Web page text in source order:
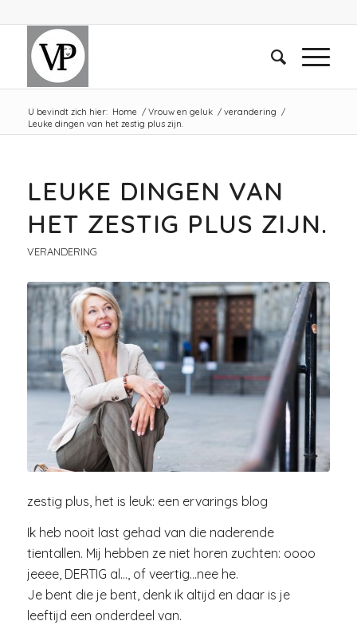
U bevindt zich hier: Home / Vrouw en geluk / verandering /
Leuke dingen van het zestig plus zijn.
LEUKE DINGEN VAN
HET ZESTIG PLUS ZIJN.
VERANDERING
zestig plus, het is leuk: een ervarings blog
Ik heb nooit last gehad van die naderende
tientallen. Mij hebben ze niet horen zuchten: oooo
jeeee, DERTIG al…, of veertig…nee he.
Je bent die je bent, denk ik altijd en daar is je
leeftijd een onderdeel van.